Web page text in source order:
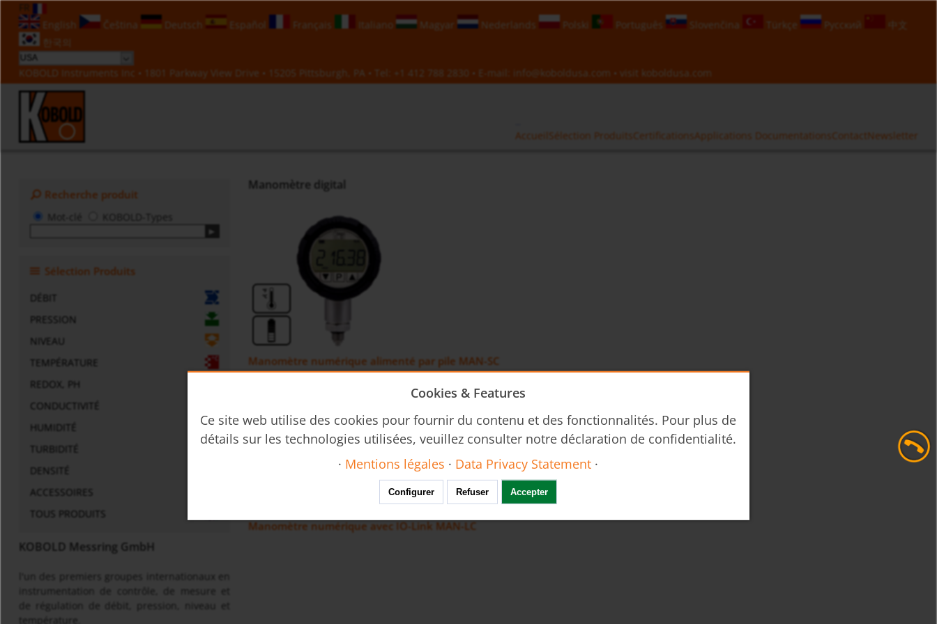
English
Čeština Deutsch Español Français Italiano Magyar Nederlands Polski Português Slovenčina Türkçe Русский
中文
한국의
KOBOLD Instruments Inc • 1801 Parkway View Drive • 15205 Pittsburgh, PA • Tel: +1 412 788 2830 • E-mail: info@koboldusa.com • visit koboldusa.com
Accueil Sélection Produits CertificationsApplications Documentations ContactNewsletter
Recherche produit
Mot-clé KOBOLD-Types
Sélection Produits
DÉBIT
PRESSION
NIVEAU
TEMPÉRATURE
REDOX, PH
CONDUCTIVITÉ
HUMIDITÉ
TURBIDITÉ
DENSITÉ
ACCESSOIRES
TOUS PRODUITS
KOBOLD Messring GmbH
l'un des premiers groupes internationaux en
de régulation de débit, pression, niveau et
Manomètre digital
Manomètre numérique alimenté par pile MAN-SC
Manomètre numérique avec IO-Link MAN-LC
Cookies & Features
Ce site web utilise des cookies pour fournir du contenu et des fonctionnalités. Pour plus de
détails sur les technologies utilisées, veuillez consulter notre déclaration de confidentialité.
· Mentions légales · Data Privacy Statement ·
Configurer Refuser Accepter